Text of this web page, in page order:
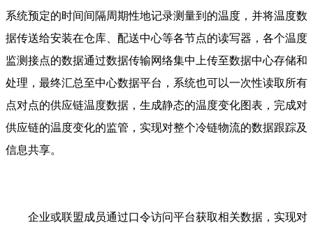
系统预定的时间间隔周期性地记录测量到的温度，并将温度数
据传送给安装在仓库、配送中心等各节点的读写器，各个温度
监测接点的数据通过数据传输网络集中上传至数据中心存储和
处理，最终汇总至中心数据平台，系统也可以一次性读取所有
点对点的供应链温度数据，生成静态的温度变化图表，完成对
供应链的温度变化的监管，实现对整个冷链物流的数据跟踪及
信息共享。
企业或联盟成员通过口令访问平台获取相关数据，实现对